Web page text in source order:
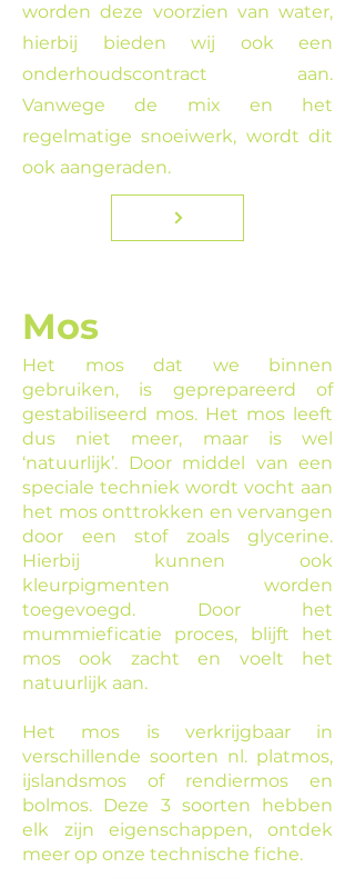
worden deze voorzien van water,
hierbij bieden wij ook een
onderhoudscontract aan.
Vanwege de mix en het
regelmatige snoeiwerk, wordt dit
ook aangeraden.
Mos
Het mos dat we binnen
gebruiken, is geprepareerd of
gestabiliseerd mos. Het mos leeft
dus niet meer, maar is wel
‘natuurlijk’. Door middel van een
speciale techniek wordt vocht aan
het mos onttrokken en vervangen
door een stof zoals glycerine.
Hierbij kunnen ook
kleurpigmenten worden
toegevoegd. Door het
mummieficatie proces, blijft het
mos ook zacht en voelt het
natuurlijk aan.
Het mos is verkrijgbaar in
verschillende soorten nl. platmos,
ijslandsmos of rendiermos en
bolmos. Deze 3 soorten hebben
elk zijn eigenschappen, ontdek
meer op onze technische fiche.